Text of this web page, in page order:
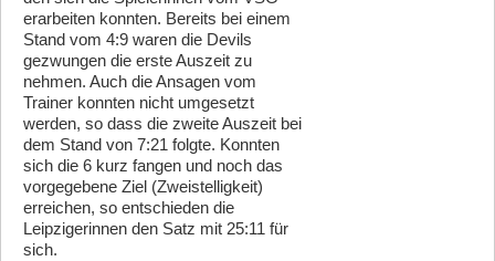
erarbeiten konnten. Bereits bei einem
Stand vom 4:9 waren die Devils
gezwungen die erste Auszeit zu
nehmen. Auch die Ansagen vom
Trainer konnten nicht umgesetzt
werden, so dass die zweite Auszeit bei
dem Stand von 7:21 folgte. Konnten
sich die 6 kurz fangen und noch das
vorgegebene Ziel (Zweistelligkeit)
erreichen, so entschieden die
Leipzigerinnen den Satz mit 25:11 für
sich.